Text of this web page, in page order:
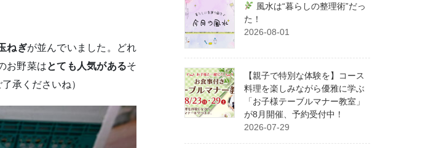
ねぎが並んでいました。どれ
お野菜はとても人気があるそ
承くださいね）
風水は“暮らしの整理術”だっ
た！
2026-08-01
【親子で特別な体験を】コース
料理を楽しみながら優雅に学ぶ
「お子様テーブルマナー教室」
が8月開催、予約受付中！
2026-07-29